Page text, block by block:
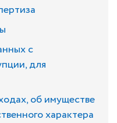
с
для
об имуществе
характера